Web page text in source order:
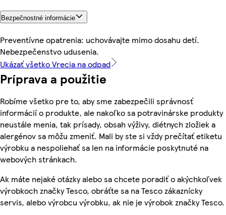
Bezpečnostné informácie
Preventívne opatrenia: uchovávajte mimo dosahu detí.
Nebezpečenstvo udusenia.
Ukázať všetko Vrecia na odpad
Príprava a použitie
Robíme všetko pre to, aby sme zabezpečili správnosť
informácií o produkte, ale nakoľko sa potravinárske produkty
neustále menia, tak prísady, obsah výživy, diétnych zložiek a
alergénov sa môžu zmeniť. Mali by ste si vždy prečítať etiketu
výrobku a nespoliehať sa len na informácie poskytnuté na
webových stránkach.
Ak máte nejaké otázky alebo sa chcete poradiť o akýchkoľvek
výrobkoch značky Tesco, obráťte sa na Tesco zákaznícky
servis, alebo výrobcu výrobku, ak nie je výrobok značky Tesco.